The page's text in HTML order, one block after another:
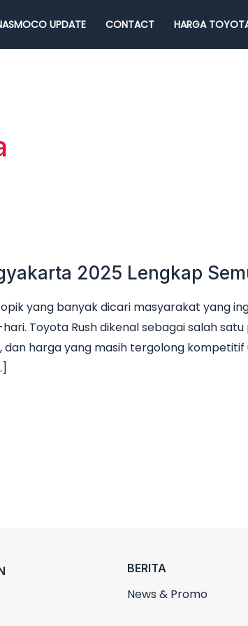
UPDATE CONTACT HARGA
2025 Lengkap
yang banyak dicari masyarakat yang
Toyota Rush dikenal sebagai salah
harga yang masih tergolong kompetitif
BERITA
News & Promo